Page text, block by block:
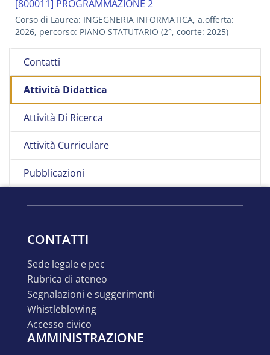
Contatti
Attività Didattica
Attività Di Ricerca
Attività Curriculare
Pubblicazioni
[800011] PROGRAMMAZIONE 2
Corso di Laurea: INGEGNERIA INFORMATICA, a.offerta:
2026, percorso: PIANO STATUTARIO (2°, coorte: 2025)
CONTATTI
sede legale e pec
rubrica di ateneo
segnalazioni e suggerimenti
whistleblowing
accesso civico
AMMINISTRAZIONE